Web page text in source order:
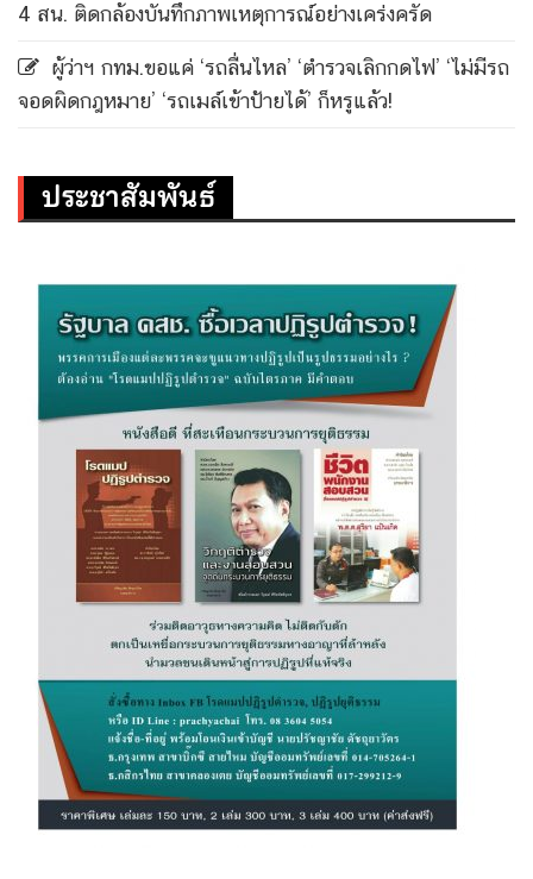
4 สน. ติดกล้องบันทึกภาพเหตุการณ์อย่างเคร่งครัด
ผู้ว่าฯ กทม.ขอแค่ ‘รถลื่นไหล’ ‘ตำรวจเลิกกดไฟ’ ‘ไม่มีรถ
จอดผิดกฎหมาย’ ‘รถเมล์เข้าป้ายได้’ ก็หรูแล้ว!
ประชาสัมพันธ์